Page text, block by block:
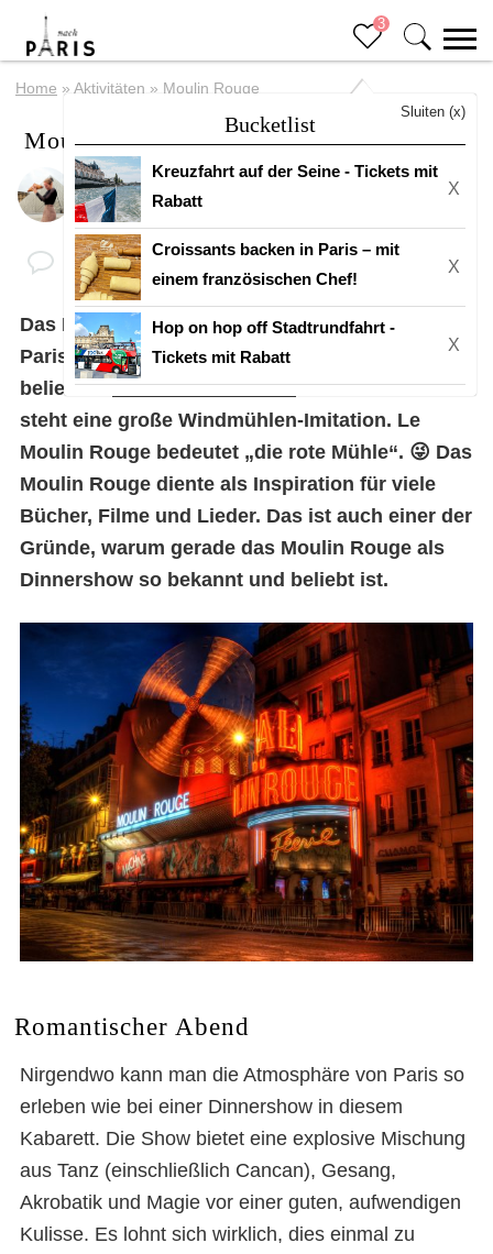
3
Bucketlist
Sluiten (x)
Kreuzfahrt auf der Seine - Tickets mit
Rabatt
X
Croissants backen in Paris – mit
einem französischen Chef!
X
Hop on hop off Stadtrundfahrt -
Tickets mit Rabatt
X
Home » Aktivitäten » Moulin Rouge
Moulin Rouge
VonEline
Das Moulin Rouge ist die Kabarett-Show in
Paris! Das Moulin Rouge befindet sich im
beliebten18. Arrondissement. Auf dem Dach
steht eine große Windmühlen-Imitation. Le
Moulin Rouge bedeutet „die rote Mühle“. 😜 Das
Moulin Rouge diente als Inspiration für viele
Bücher, Filme und Lieder. Das ist auch einer der
Gründe, warum gerade das Moulin Rouge als
Dinnershow so bekannt und beliebt ist.
Romantischer Abend
Nirgendwo kann man die Atmosphäre von Paris so
erleben wie bei einer Dinnershow in diesem
Kabarett. Die Show bietet eine explosive Mischung
aus Tanz (einschließlich Cancan), Gesang,
Akrobatik und Magie vor einer guten, aufwendigen
Kulisse. Es lohnt sich wirklich, dies einmal zu